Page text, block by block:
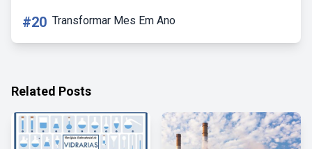
#20 Transformar Mes Em Ano
Related Posts